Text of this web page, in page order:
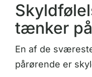
tænker
En af de
pårørende er